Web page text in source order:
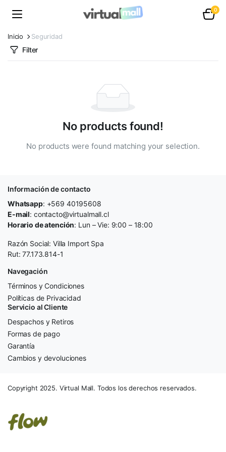
0
Inicio Seguridad
Filter
No products found!
No products were found matching your selection.
Información de contacto
Whatsapp: +569 40195608
E-mail: contacto@virtualmall.cl
Horario de atención: Lun – Vie: 9:00 – 18:00
Razón Social: Villa Import Spa
Rut: 77.173.814-1
Navegación
Términos y Condiciones
Políticas de Privacidad
Servicio al Cliente
Despachos y Retiros
Formas de pago
Garantía
Cambios y devoluciones
Copyright 2025. Virtual Mall. Todos los derechos reservados.